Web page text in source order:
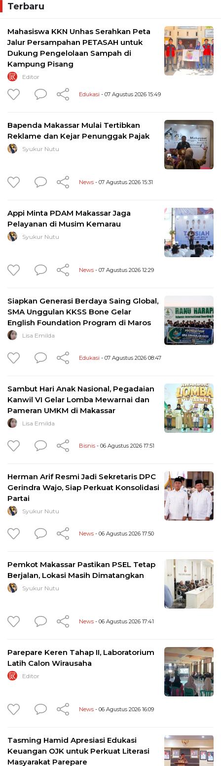
Terbaru
Mahasiswa KKN Unhas Serahkan Peta
Jalur Persampahan PETASAH untuk
Dukung Pengelolaan Sampah di
Kampung Pisang
Editor
Edukasi - 07 Agustus 2026 15:49
Bapenda Makassar Mulai Tertibkan
Reklame dan Kejar Penunggak Pajak
Syukur Nutu
News - 07 Agustus 2026 15:31
Appi Minta PDAM Makassar Jaga
Pelayanan di Musim Kemarau
Syukur Nutu
News - 07 Agustus 2026 12:29
Siapkan Generasi Berdaya Saing Global,
SMA Unggulan KKSS Bone Gelar
English Foundation Program di Maros
Lisa Emilda
Edukasi - 07 Agustus 2026 08:47
Sambut Hari Anak Nasional, Pegadaian
Kanwil VI Gelar Lomba Mewarnai dan
Pameran UMKM di Makassar
Lisa Emilda
Bisnis - 06 Agustus 2026 17:51
Herman Arif Resmi Jadi Sekretaris DPC
Gerindra Wajo, Siap Perkuat Konsolidasi
Partai
Syukur Nutu
News - 06 Agustus 2026 17:50
Pemkot Makassar Pastikan PSEL Tetap
Berjalan, Lokasi Masih Dimatangkan
Syukur Nutu
News - 06 Agustus 2026 17:41
Parepare Keren Tahap II, Laboratorium
Latih Calon Wirausaha
Editor
News - 06 Agustus 2026 16:09
Tasming Hamid Apresiasi Edukasi
Keuangan OJK untuk Perkuat Literasi
Masyarakat Parepare